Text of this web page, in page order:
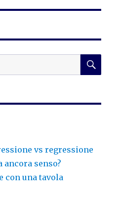
vs regressione
ancora senso?
con una tavola